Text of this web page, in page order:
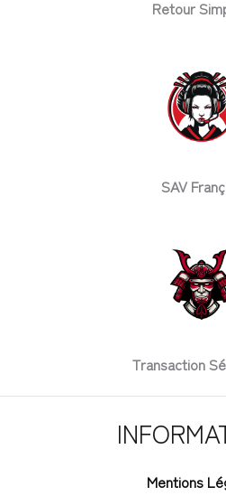
Retour
SAV
Transaction
Mentions